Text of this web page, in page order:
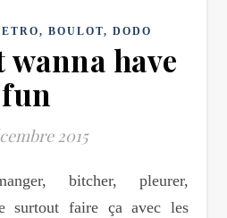
BOULOT, DODO
have
fun
2015
surtout faire ça avec les